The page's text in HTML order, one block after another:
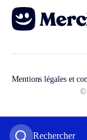
Rechercher
Mentions légales et
©